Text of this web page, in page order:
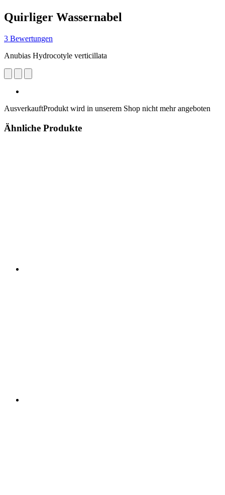
Quirliger Wassernabel
3 Bewertungen
Anubias Hydrocotyle verticillata
AusverkauftProdukt wird in unserem Shop nicht mehr angeboten
Ähnliche Produkte